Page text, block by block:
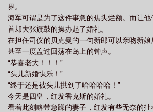
界。
海军可谓是为了这件事急的焦头烂额。而让
首却大张旗鼓的操办起了婚礼。
在担任司仪的贝克曼的一句新郎可以亲吻新
甚至一度盖过回荡在岛上的钟声。
“恭喜老大！！！”
“头儿新婚快乐！”
“终于还是被头儿拱到了哈哈哈哈！”
今天是四皇，红发香克斯的婚礼。
看着此刻略带急躁的妻子，红发有些无奈的扯